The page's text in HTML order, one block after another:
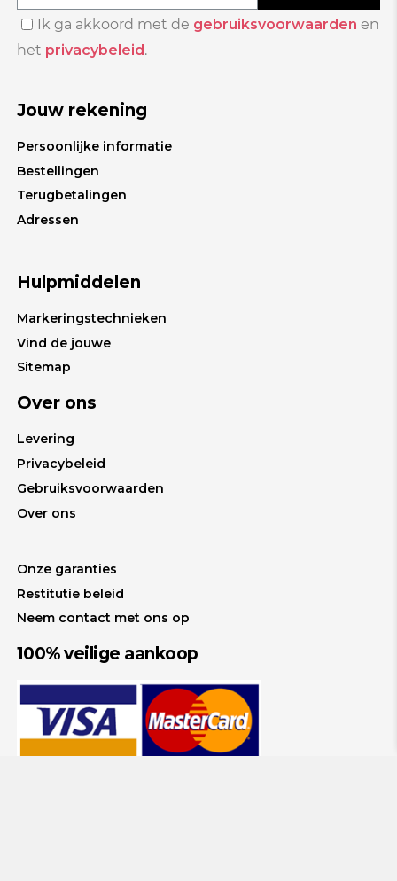
Ik ga akkoord met de gebruiksvoorwaarden en
het privacybeleid.
Jouw rekening
Persoonlijke informatie
Bestellingen
Terugbetalingen
Adressen
Hulpmiddelen
Markeringstechnieken
Vind de jouwe
Sitemap
Over ons
Levering
Privacybeleid
Gebruiksvoorwaarden
Over ons
Onze garanties
Restitutie beleid
Neem contact met ons op
100% veilige aankoop